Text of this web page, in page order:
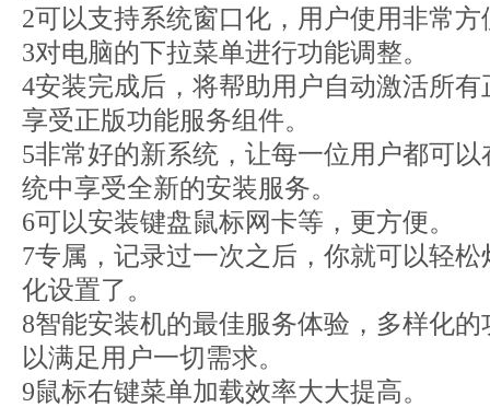
2可以支持系统窗口化，用户使用非常方
3对电脑的下拉菜单进行功能调整。
4安装完成后，将帮助用户自动激活所
享受正版功能服务组件。
5非常好的新系统，让每一位用户都可
统中享受全新的安装服务。
6可以安装键盘鼠标网卡等，更方便。
7专属，记录过一次之后，你就可以轻
化设置了。
8智能安装机的最佳服务体验，多样化
以满足用户一切需求。
9鼠标右键菜单加载效率大大提高。